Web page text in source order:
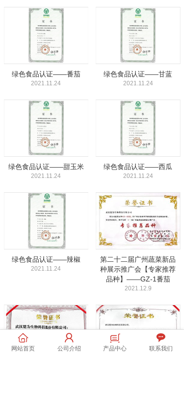
绿色食品认证——番茄
2021.11.24
绿色食品认证——甘蓝
2021.11.24
绿色食品认证——甜玉米
2021.11.24
绿色食品认证——西瓜
2021.11.24
绿色食品认证——辣椒
2021.11.24
第二十二届广州蔬菜新品
种展示推广会【专家推荐
品种】——GZ-1番茄
2021.12.9
网站首页 公司介绍 产品中心 联系我们